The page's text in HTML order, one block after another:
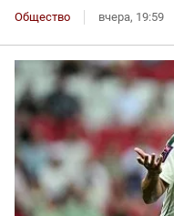
Общество вчера, 19:59